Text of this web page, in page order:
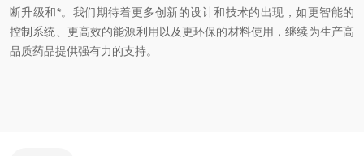
断升级和*。我们期待着更多创新的设计和技术的出现，如更智能的
控制系统、更高效的能源利用以及更环保的材料使用，继续为生产高
品质药品提供强有力的支持。